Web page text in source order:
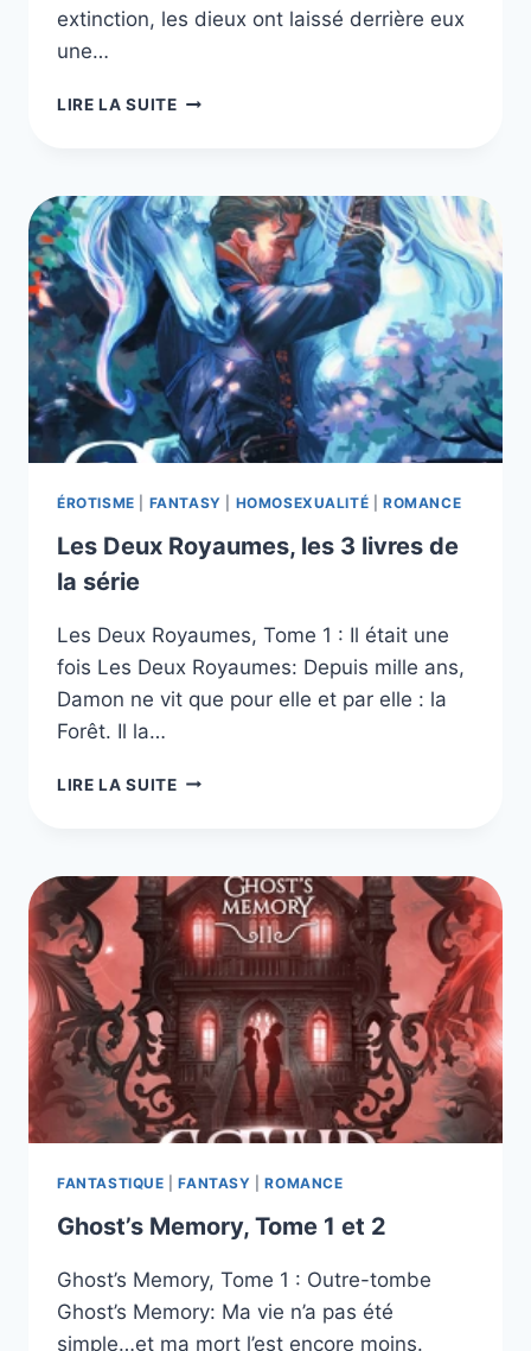
extinction, les dieux ont laissé derrière eux
une…
LIRE LA SUITELA
LES
3
LIVRES
DE
LA
SÉRIE
ÉROTISME FANTASY HOMOSEXUALITÉ |ROMANCE
Les Deux Royaumes, les 3 livres de
la série
Les Deux Royaumes, Tome 1 : Il était une
fois Les Deux Royaumes: Depuis mille ans,
Damon ne vit que pour elle et par elle : la
Forêt. Il la…
LIRE LA SUITELES
3
LIVRES
DE
LA
SÉRIE
FANTASTIQUE |FANTASY |ROMANCE
Ghost’s Memory, Tome 1 et 2
Ghost’s Memory, Tome 1 : Outre-tombe
Ghost’s Memory: Ma vie n’a pas été
simple…et ma mort l’est encore moins.